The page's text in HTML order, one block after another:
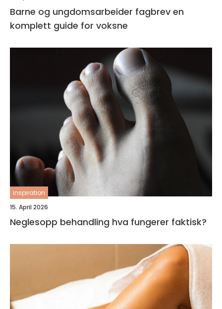
Barne og ungdomsarbeider fagbrev en
komplett guide for voksne
inspiration
15. April 2026
Neglesopp behandling hva fungerer faktisk?